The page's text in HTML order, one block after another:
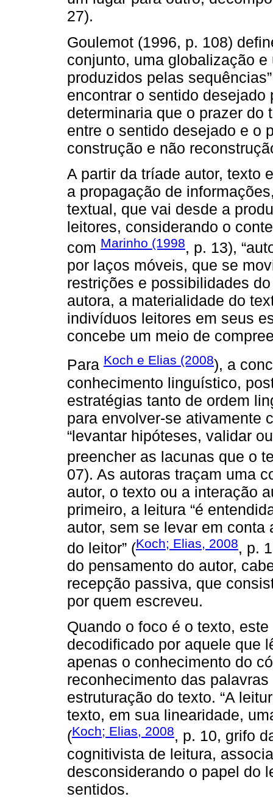
27).
Goulemot (1996, p. 108)
conjunto, uma globalização
produzidos pelas
encontrar o sentido
determinaria que o prazer do
entre o sentido desejado e o
construção e não
A partir da tríade autor, texto
a propagação de
textual, que vai desde a
leitores, considerando o
com Marinho (1998, p. 13),
por laços móveis, que se
restrições e possibilidades
autora, a materialidade do
indivíduos leitores em seus
concebe um meio de
Para Koch e Elias (2008), a
conhecimento linguístico,
estratégias tanto de ordem
para envolver-se ativamente
“levantar hipóteses, validar
preencher as lacunas que o
07). As autoras traçam uma
autor, o texto ou a interação
primeiro, a leitura “é
autor, sem se levar em
do leitor” (Koch; Elias, 2008, p.
do pensamento do autor,
recepção passiva, que
por quem escreveu.
Quando o foco é o texto,
decodificado por aquele que
apenas o conhecimento do
reconhecimento das
estruturação do texto. “A
texto, em sua linearidade,
(Koch; Elias, 2008, p. 10, grifo
cognitivista de leitura,
desconsiderando o papel do
sentidos.